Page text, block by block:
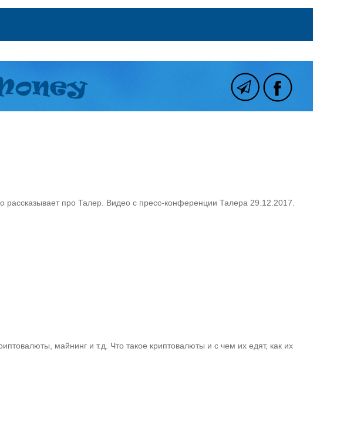
про Талер. Видео с пресс-конференции Талера 29.12.2017.
майнинг и т.д. Что такое криптовалюты и с чем их едят, как их